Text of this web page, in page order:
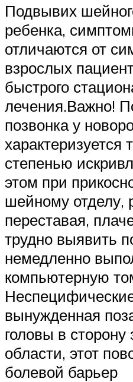
Подвывих
ребенка,
отличаются от
взрослых
быстрого
лечения.Важно!
позвонка у
характеризуется
степенью
этом при
шейному отделу,
переставая,
трудно выявить
немедленно
компьютерную
вынужденная
головы в сторону
области, этот
болевой барьер